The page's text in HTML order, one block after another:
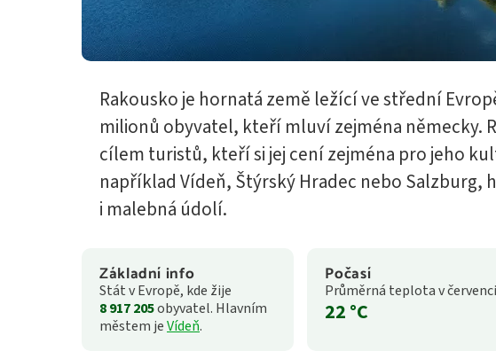
Rakousko je hornatá země ležící ve střední
milionů obyvatel, kteří mluví zejména německy.
cílem turistů, kteří si jej cení zejména pro jeho
například Vídeň, Štýrský Hradec nebo Salzburg,
i malebná údolí.
Základní info
Stát v Evropě, kde žije
8 917 205obyvatel. Hlavním
městem jeVídeň.
Počasí
Průměrná teplota v červenci
22°C